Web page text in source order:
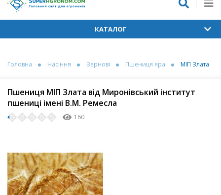
КАТАЛОГ
Головна Насіння Зернові Пшениця яра МІП Злата
Пшениця МІП Злата від Миронівський інститут
пшениці імені В.М. Ремесла
160